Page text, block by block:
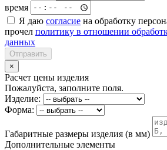
время
Я даю согласие на обработку
прочел политику в отношении
данных
Отправить
×
Расчет цены изделия
Пожалуйста, заполните поля.
Изделие:
Форма:
Габаритные размеры изделия (в мм)
Дополнительные элементы